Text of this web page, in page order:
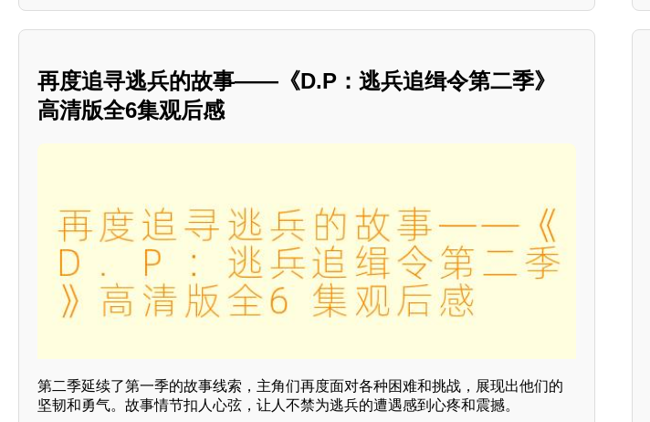
再度追寻逃兵的故事——《D.P：逃兵追缉令第二季》
高清版全6集观后感
第二季延续了第一季的故事线索，主角们再度面对各种困难和挑战，展现出他们的
坚韧和勇气。故事情节扣人心弦，让人不禁为逃兵的遭遇感到心疼和震撼。